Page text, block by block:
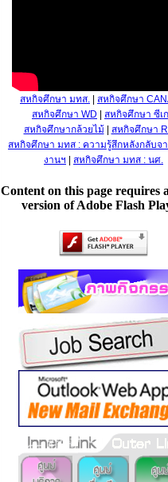
สหกิจศึกษา มทส.
สหกิจศึกษา
สหกิจศึกษา WD
สหกิจศึกษา ซีเ
สหกิจศึกษากล้วยไม้
สหกิจศึกษา
สหกิจศึกษา มทส : ความรู้สึกหลังกลับจ
งานฯ
สหกิจศึกษา มทส : นศ.
Content on this page requires
version of Adobe Flash